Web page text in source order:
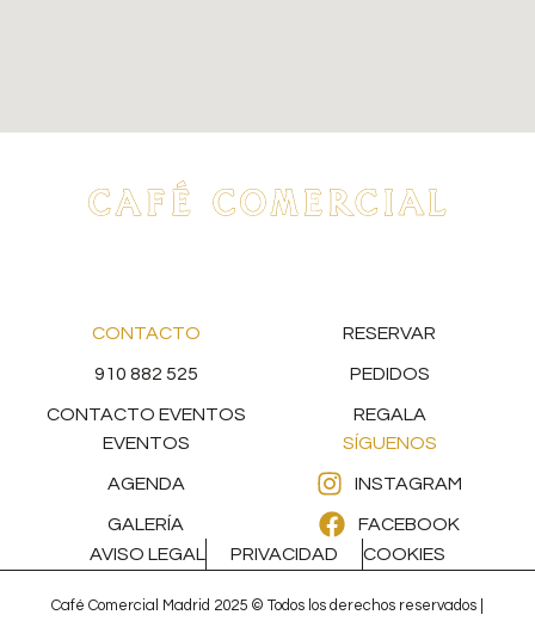
CONTACTO
910 882 525
CONTACTO EVENTOS
RESERVAR
PEDIDOS
REGALA
EVENTOS
AGENDA
GALERÍA
SÍGUENOS
INSTAGRAM
FACEBOOK
AVISO LEGAL
PRIVACIDAD COOKIES
Café Comercial Madrid 2025 © Todos los derechos reservados |